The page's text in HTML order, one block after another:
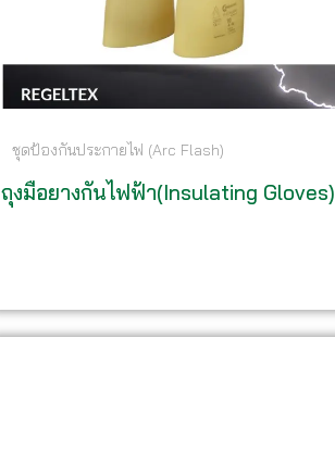
ชุดป้องกันประกายไฟ (Arc Flash)
ถุงมือยางกันไฟฟ้า(Insulating Gloves)